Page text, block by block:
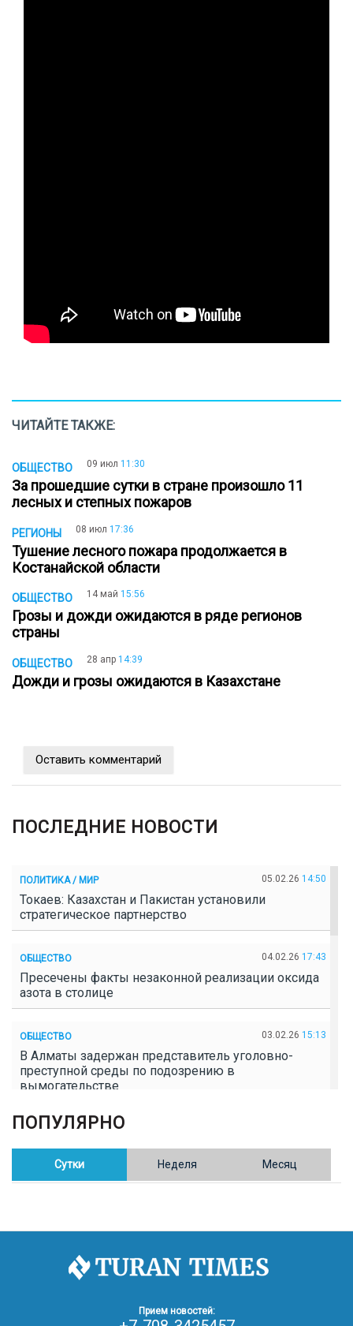
ЧИТАЙТЕ ТАКЖЕ:
ОБЩЕСТВО 09 июл 11:30
За прошедшие сутки в стране произошло 11
лесных и степных пожаров
РЕГИОНЫ 08 июл 17:36
Тушение лесного пожара продолжается в
Костанайской области
ОБЩЕСТВО 14 май 15:56
Грозы и дожди ожидаются в ряде регионов
страны
ОБЩЕСТВО 28 апр 14:39
Дожди и грозы ожидаются в Казахстане
Оставить комментарий
ПОСЛЕДНИЕ НОВОСТИ
ПОЛИТИКА / МИР 05.02.26 14:50
Токаев: Казахстан и Пакистан установили
стратегическое партнерство
ОБЩЕСТВО 04.02.26 17:43
Пресечены факты незаконной реализации оксида
азота в столице
ОБЩЕСТВО 03.02.26 15:13
В Алматы задержан представитель уголовно-
преступной среды по подозрению в
вымогательстве
ОБЩЕСТВО
Полицейские пресекли незаконное выращивание
конопли в Таразе
Казахстан возглавил Договор о зоне, свободной от
8 тыс. жителей Степногорска получили перерасчёт
за тепло после проверки прокуратуры
ПОПУЛЯРНО
Сутки Неделя Месяц
Прием новостей: